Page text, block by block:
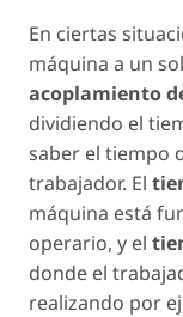
En ciertas
máquina a un
acoplamiento
dividiendo el
saber el tiempo
trabajador. El
máquina está
operario, y el
donde el
realizando por